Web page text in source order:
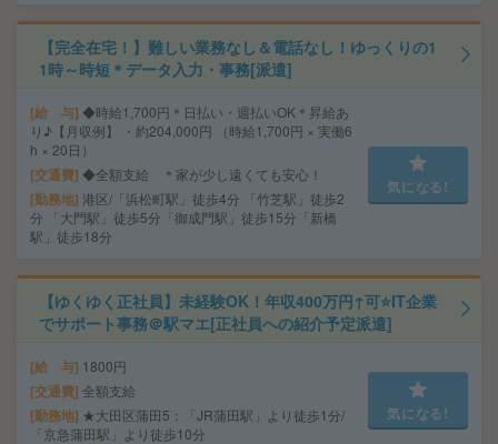
【完全在宅！】難しい業務なし＆電話なし！ゆっくりの1
1時～時短＊データ入力・事務[派遣]
給 与 ◆時給1,700円＊日払い・週払いOK＊昇給あ
り♪【月収例】 ・約204,000円 （時給1,700円 × 実働6
h × 20日）
交通費 ◆全額支給 ＊家が少し遠くても安心！
勤務地 港区/「浜松町駅」徒歩4分 「竹芝駅」徒歩2
分 「大門駅」徒歩5分「御成門駅」徒歩15分「新橋
駅」徒歩18分
気になる!
【ゆくゆく正社員】未経験OK！年収400万円↑可⭐IT企業
でサポート事務＠駅マエ[正社員への紹介予定派遣]
給 与 1800円
交通費 全額支給
勤務地 ★大田区蒲田5：「JR蒲田駅」より徒歩1分/
「京急蒲田駅」より徒歩10分
気になる!